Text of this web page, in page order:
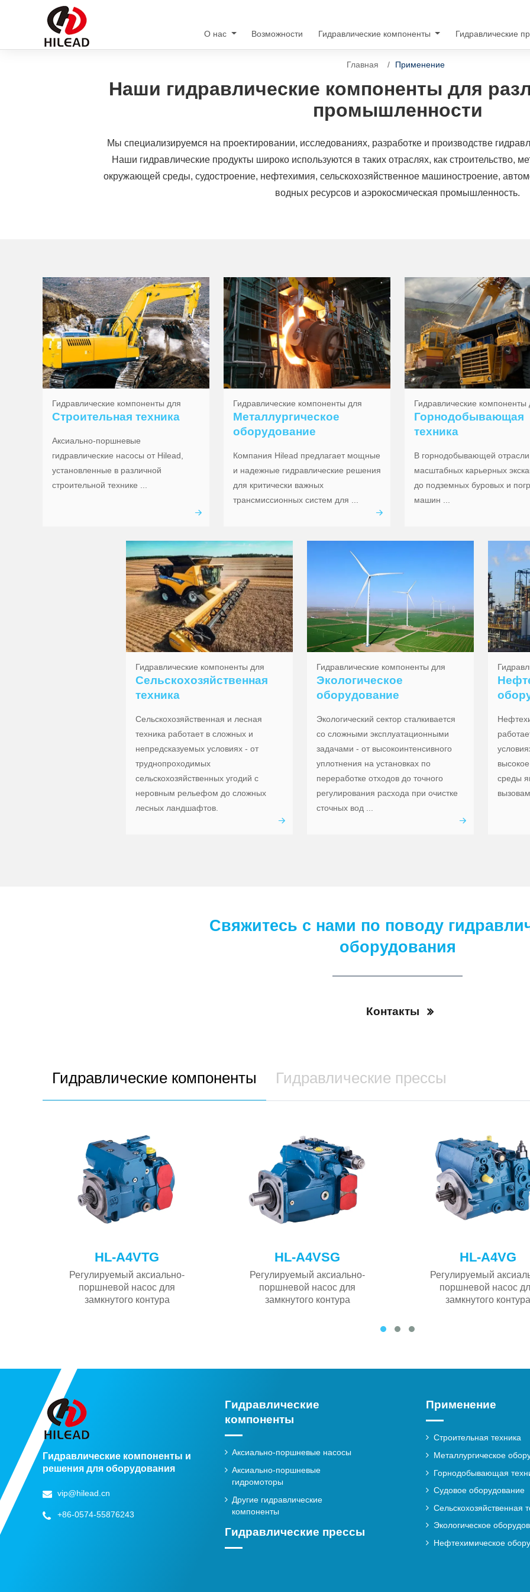
О нас Возможности Гидравлические компоненты Гидравлические
Главная Применение
Наши гидравлические компоненты для
промышленности
Мы специализируемся на проектировании, исследованиях, разработке и производстве
Наши гидравлические продукты широко используются в таких отраслях, как строительство,
окружающей среды, судостроение, нефтехимия, сельскохозяйственное машиностроение,
водных ресурсов и аэрокосмическая промышленность.
Гидравлические компоненты для
Строительная техника
Аксиально-поршневые
гидравлические насосы от Hilead,
установленные в различной
строительной технике ...
Гидравлические компоненты для
Металлургическое
оборудование
Компания Hilead предлагает мощные
и надежные гидравлические решения
для критически важных
трансмиссионных систем для ...
Гидравлические компоненты
Горнодобывающая
техника
В горнодобывающей
масштабных карьерных
до подземных буровых и
машин ...
Гидравлические компоненты для
Сельскохозяйственная
техника
Сельскохозяйственная и лесная
техника работает в сложных и
непредсказуемых условиях - от
труднопроходимых
сельскохозяйственных угодий с
неровным рельефом до сложных
лесных ландшафтов.
Гидравлические компоненты для
Экологическое
оборудование
Экологический сектор сталкивается
со сложными эксплуатационными
задачами - от высокоинтенсивного
уплотнения на установках по
переработке отходов до точного
регулирования расхода при очистке
сточных вод ...
среды
Свяжитесь с нами по поводу
оборудования
Контакты
Гидравлические компоненты Гидравлические прессы
HL-A4VTG
Регулируемый аксиально-
поршневой насос для
замкнутого контура
HL-A4VSG
Регулируемый аксиально-
поршневой насос для
замкнутого контура
HL-A4VG
Регулируемый
поршневой насос
замкнутого контура
Гидравлические компоненты и
решения для оборудования
vip@hilead.cn
+86-0574-55876243
Гидравлические
компоненты
Аксиально-поршневые насосы
Аксиально-поршневые
гидромоторы
Другие гидравлические
компоненты
Гидравлические прессы
Применение
Строительная техника
Металлургическое
Горнодобывающая
Судовое оборудование
Сельскохозяйственная
Экологическое
Нефтехимическое